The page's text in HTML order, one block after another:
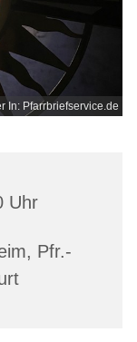
In: Pfarrbriefservice.de
Uhr
Pfr.-